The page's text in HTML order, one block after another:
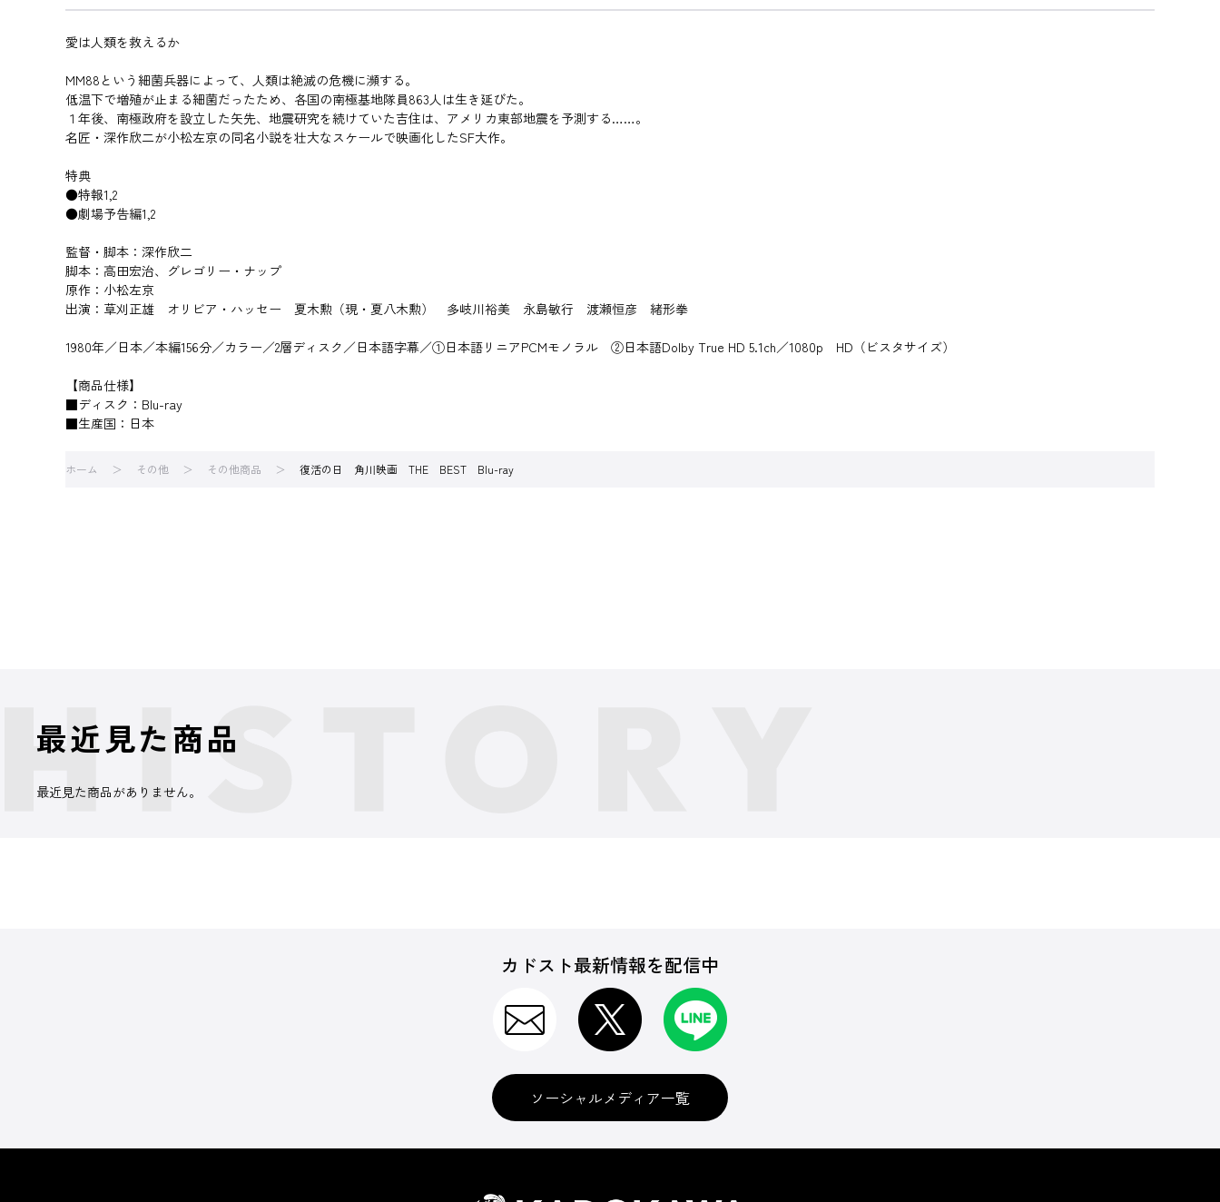
愛は人類を救えるか
MM88という細菌兵器によって、人類は絶滅の危機に瀕する。
低温下で増殖が止まる細菌だったため、各国の南極基地隊員863人は生き延びた。
１年後、南極政府を設立した矢先、地震研究を続けていた吉住は、アメリカ東部地震を予測する……。
名匠・深作欣二が小松左京の同名小説を壮大なスケールで映画化したSF大作。
特典
●特報1,2
●劇場予告編1,2
監督・脚本：深作欣二
脚本：高田宏治、グレゴリー・ナップ
原作：小松左京
出演：草刈正雄 オリビア・ハッセー 夏木勲（現・夏八木勲） 多岐川裕美 永島敏行 渡瀬恒彦 緒形拳
1980年／日本／本編156分／カラー／2層ディスク／日本語字幕／①日本語リニアPCMモノラル ②日本語Dolby True HD 5.1ch／1080p HD（ビスタサイズ）
【商品仕様】
■ディスク：Blu-ray
■生産国：日本
ホーム その他 その他商品 復活の日 角川映画 THE BEST Blu-ray
最近見た商品
最近見た商品がありません。
カドスト最新情報を配信中
ソーシャルメディア一覧